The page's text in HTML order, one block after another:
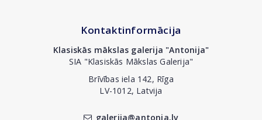
Kontaktinformācija
Klasiskās mākslas galerija "Antonija"
SIA "Klasiskās Mākslas Galerija"
Brīvības iela 142, Rīga
LV-1012, Latvija
galerija@antonia.lv